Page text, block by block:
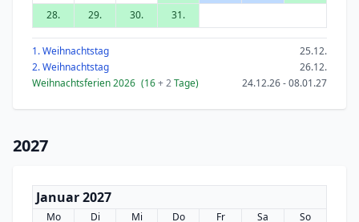
28.
29. 30. 31.
1. Weihnachtstag
25.12.
2. Weihnachtstag
26.12.
Weihnachtsferien 2026 (16+ 2Tage) 24.12.26 - 08.01.27
2027
Januar 2027
Mo Di Mi Do Fr Sa
So